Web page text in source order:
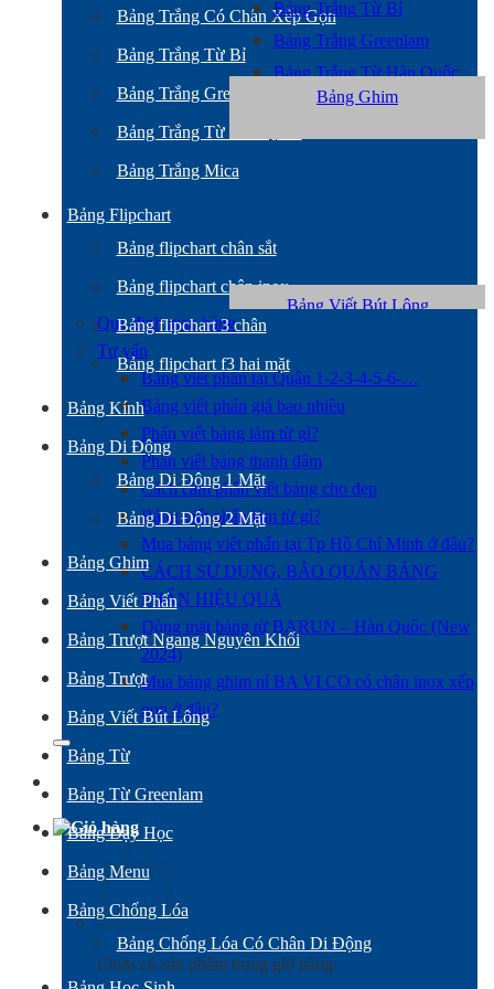
Bảng Trắng Từ Bỉ
Bảng Trắng Greenlam
Bảng Trắng Từ Hàn Quốc
Bảng Trắng Mica
Bảng Ghim
Bảng Viết Bút Lông
Bảng Menu
Quy định giao hàng
Tư vấn
Bảng viết phấn tại Quận 1-2-3-4-5-6-…
Bảng viết phấn giá bao nhiêu
Phấn viết bảng làm từ gì?
Phấn viết bảng thanh đậm
Cách cầm phấn viết bảng cho đẹp
Bảng viết phấn làm từ gì?
Mua bảng viết phấn tại Tp Hồ Chí Minh ở đâu?
CÁCH SỬ DỤNG, BẢO QUẢN BẢNG
PHẤN HIỆU QUẢ
Dòng mặt bảng từ BARUN – Hàn Quốc (New
2024)
Mua bảng ghim nỉ BA VI CO có chân inox xếp
gọn ở đâu?
Chưa có sản phẩm trong giỏ hàng.
Bảng Trắng Có Chân Xếp Gọn
Bảng Trắng Từ Bỉ
Bảng Trắng Greenlam
Bảng Trắng Từ Hàn Quốc
Bảng Trắng Mica
Bảng Flipchart
Bảng flipchart chân sắt
Bảng flipchart chân inox
Bảng flipchart 3 chân
Bảng flipchart f3 hai mặt
Bảng Kính
Bảng Di Động
Bảng Di Động 1 Mặt
Bảng Di Động 2 Mặt
Bảng Ghim
Bảng Viết Phấn
Bảng Trượt Ngang Nguyên Khối
Bảng Trượt
Bảng Viết Bút Lông
Bảng Từ
Bảng Từ Greenlam
Bảng Dạy Học
Bảng Menu
Bảng Chống Lóa
Bảng Chống Lóa Có Chân Di Động